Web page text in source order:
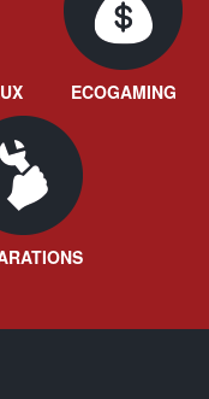
ECOGAMING